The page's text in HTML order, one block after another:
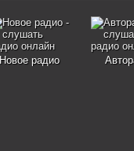
Новое радио